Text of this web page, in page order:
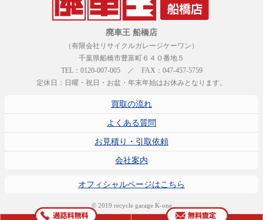
廃車王 船橋店
（有限会社リサイクルガレージケーワン）
千葉県船橋市豊富町６４０番地５
TEL：0120-007-005 ／ FAX：047-457-5759
定休日：日曜・祝日・お盆・年末年始はお休みとなります。
買取の流れ
よくある質問
お見積り・引取依頼
会社案内
オフィシャルページはこちら
© 2019 recycle garage K-one